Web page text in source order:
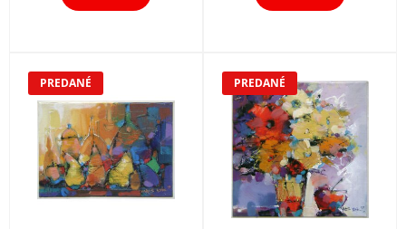
PREDANÉ PREDANÉ